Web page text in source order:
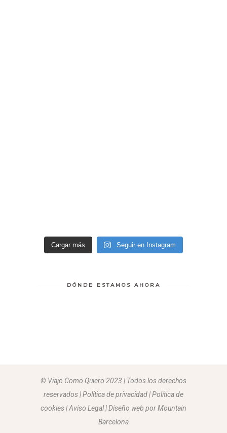
Cargar más Seguir en Instagram
DÓNDE ESTAMOS AHORA
© Viajo Como Quiero 2023 | Todos los derechos
reservados | Política de privacidad | Política de
cookies | Aviso Legal |Diseño web por Mountain
Barcelona